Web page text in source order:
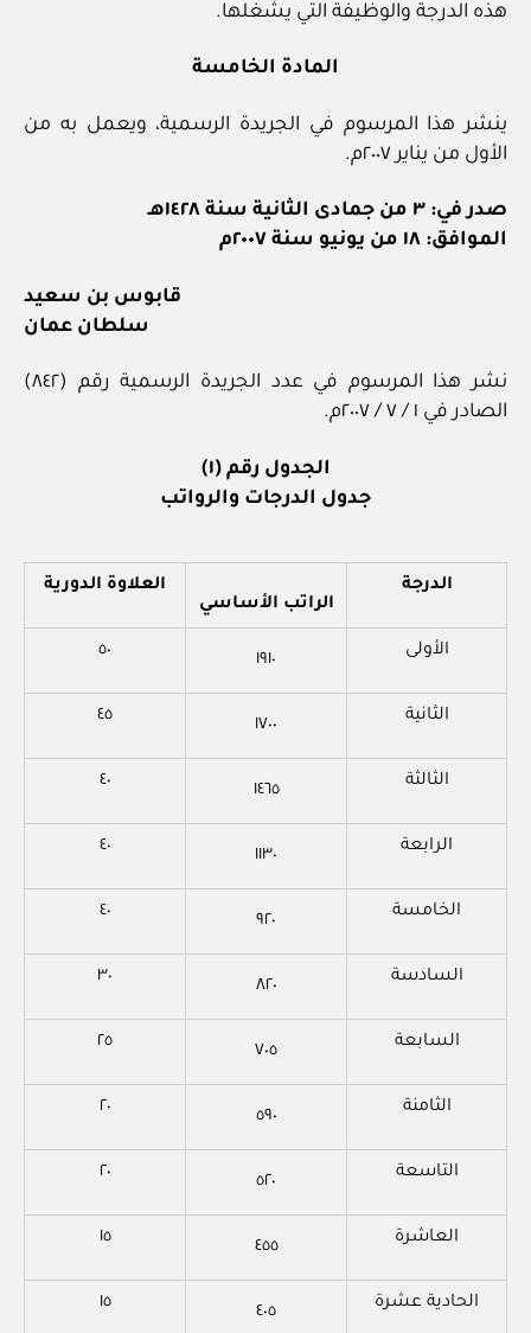
هذه الدرجة والوظيفة التي يشغلها.
المادة الخامسة
ينشر هذا المرسوم في الجريدة الرسمية، ويعمل به من
الأول من يناير ٢٠٠٧م.
صدر في: ٣ من جمادى الثانية سنة ١٤٢٨هـ
الموافق: ١٨ من يونيو سنة ٢٠٠٧م
قابوس بن سعيد
سلطان عمان
نشر هذا المرسوم في عدد الجريدة الرسمية رقم (٨٤٢)
الصادر في ١ / ٧ / ٢٠٠٧م.
الجدول رقم (١)
جدول الدرجات والرواتب
الدرجة
الراتب الأساسي
العلاوة الدورية
الأولى ١٩١٠ ٥٠
الثانية ١٧٠٠ ٤٥
الثالثة ١٤٦٥ ٤٠
الرابعة ١١٣٠ ٤٠
الخامسة ٩٢٠ ٤٠
السادسة ٨٢٠ ٣٠
السابعة ٧٠٥ ٢٥
الثامنة ٥٩٠ ٢٠
التاسعة ٥٢٠ ٢٠
العاشرة ٤٥٥ ١٥
الحادية عشرة ٤٠٥ ١٥